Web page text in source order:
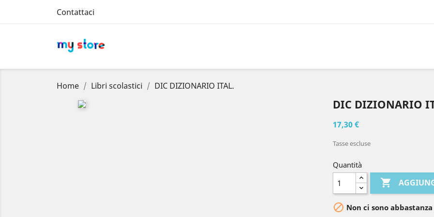
Contattaci
Home Libri scolastici DIC DIZIONARIO ITAL.
DIC DIZIONARIO
17,30 €
Tasse escluse
Quantità

 Non ci sono